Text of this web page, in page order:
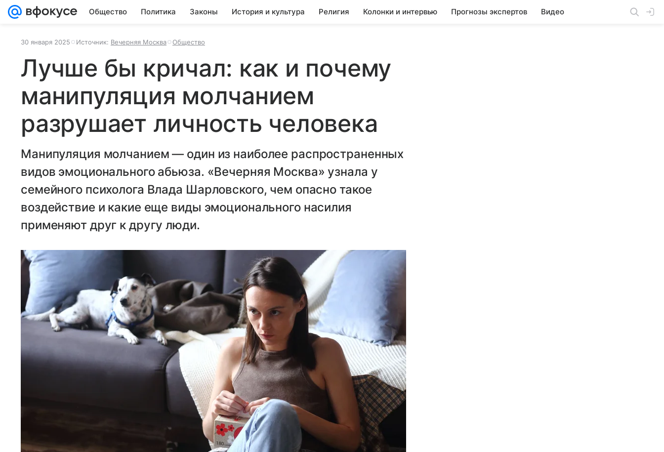
Общество Политика Законы История и культура Религия Колонки и интервью Прогнозы экспертов Видео
30 января 2025 Источник: Вечерняя Москва Общество
Лучше бы кричал: как и почему
манипуляция молчанием
разрушает личность человека
Манипуляция молчанием — один из наиболее распространенных
видов эмоционального абьюза. «Вечерняя Москва» узнала у
семейного психолога Влада Шарловского, чем опасно такое
воздействие и какие еще виды эмоционального насилия
применяют друг к другу люди.